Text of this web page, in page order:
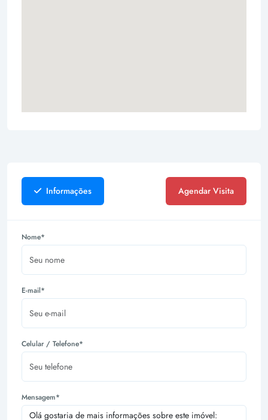
Informações Agendar Visita
Nome*
E-mail*
Celular / Telefone*
Mensagem*